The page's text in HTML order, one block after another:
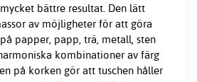
bättre resultat. Den lätt
av möjligheter för att göra
papper, papp, trä, metall, sten
kombinationer av färg
på korken gör att tuschen håller